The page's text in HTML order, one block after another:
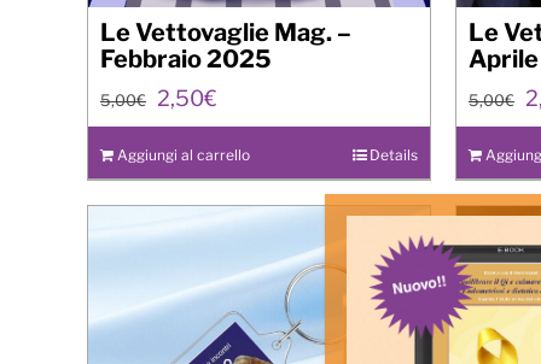
Le Vettovaglie Mag. –
Febbraio 2025
5,00€
Il
prezzo
originale
era:
5,00€.
2,50€
prezzo
attuale
è:
2,50€.
Aggiungi al carrello Details
Le
5,00€
Il